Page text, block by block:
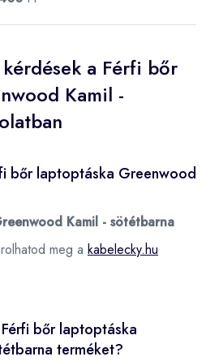
a Férfi bőr
Kamil -
bőr laptoptáska Greenwood
Kamil - sötétbarna
meg a kabelecky.hu
bőr laptoptáska
terméket?